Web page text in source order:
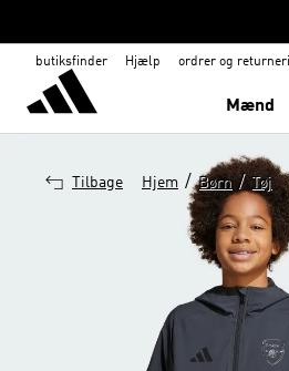
butiksfinder Hjælp ordrer og
Mænd
Tilbage Hjem / Børn / Tøj